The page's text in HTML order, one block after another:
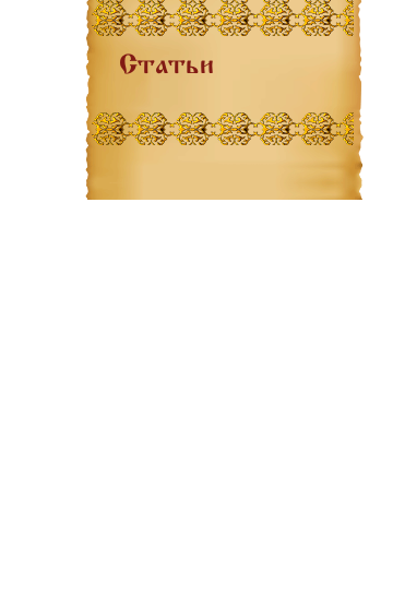
Статьи